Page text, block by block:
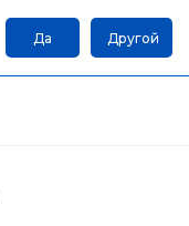
Да Другой